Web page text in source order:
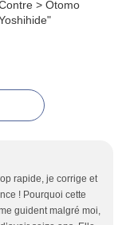
rapide, je corrige et
! Pourquoi cette
guident malgré moi,